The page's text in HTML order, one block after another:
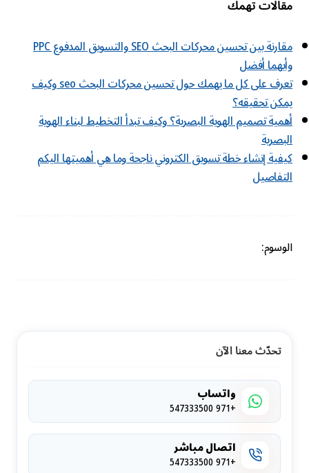
مقالات تهمك
مقارنة بين تحسين محركات البحث SEO والتسويق المدفوع PPC
وأيهما أفضل
تعرف على كل ما يهمك حول تحسين محركات البحث seo وكيف
يمكن تحقيقه؟
أهمية تصميم الهوية البصرية؟ وكيف تبدأ التخطيط لبناء الهوية
البصرية
كيفية إنشاء خطة تسويق الكتروني ناجحة وما هي أهميتها اليكم
التفاصيل
الوسوم:
تحدّث معنا الآن
واتساب
+971 547333500
اتصال مباشر
+971 547333500